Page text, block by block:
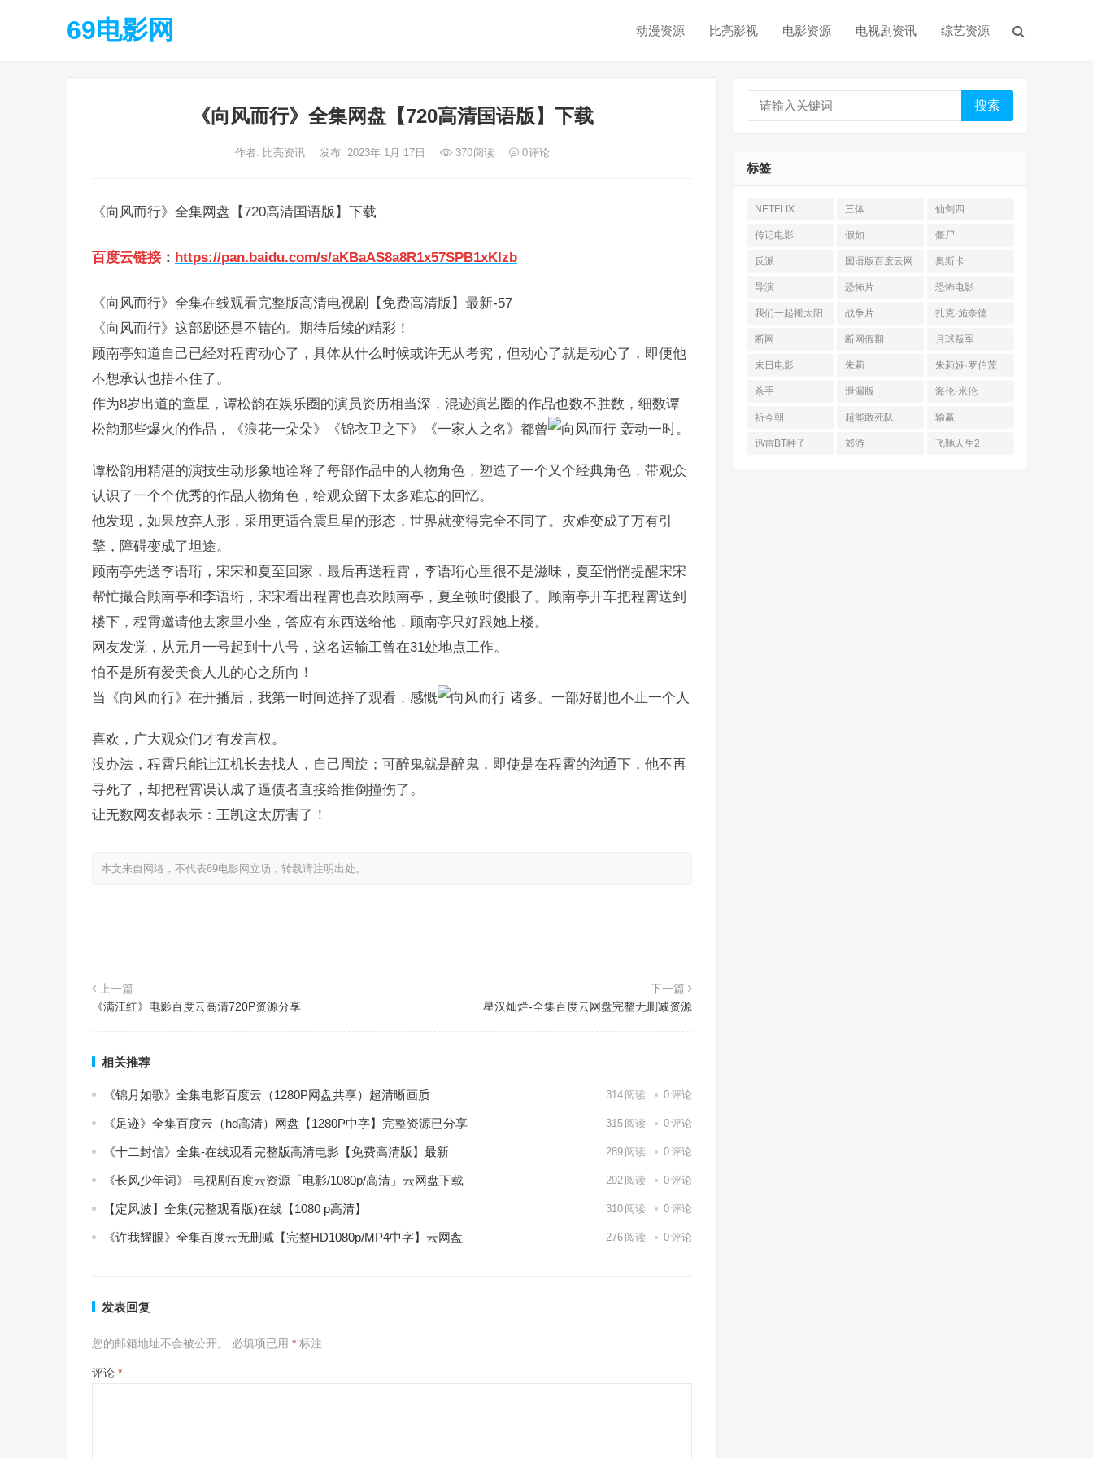
69电影网 动漫资源 比亮影视 电影资源 电视剧资讯 综艺资源
《向风而行》全集网盘【720高清国语版】下载
作者: 比亮资讯 发布: 2023年 1月 17日 370阅读 0评论
《向风而行》全集网盘【720高清国语版】下载
百度云链接 ： https://pan.baidu.com/s/aKBaAS8a8R1x57SPB1xKIzb
《向风而行》全集在线观看完整版高清电视剧【免费高清版】最新-57
《向风而行》这部剧还是不错的。期待后续的精彩！
顾南亭知道自己已经对程霄动心了，具体从什么时候或许无从考究，但动心了就是动心了，即便他
不想承认也捂不住了。
作为8岁出道的童星，谭松韵在娱乐圈的演员资历相当深，混迹演艺圈的作品也数不胜数，细数谭
松韵那些爆火的作品，《浪花一朵朵》《锦衣卫之下》《一家人之名》都曾
轰动一时。
谭松韵用精湛的演技生动形象地诠释了每部作品中的人物角色，塑造了一个又个经典角色，带观众
认识了一个个优秀的作品人物角色，给观众留下太多难忘的回忆。
他发现，如果放弃人形，采用更适合震旦星的形态，世界就变得完全不同了。灾难变成了万有引
擎，障碍变成了坦途。
顾南亭先送李语珩，宋宋和夏至回家，最后再送程霄，李语珩心里很不是滋味，夏至悄悄提醒宋宋
帮忙撮合顾南亭和李语珩，宋宋看出程霄也喜欢顾南亭，夏至顿时傻眼了。顾南亭开车把程霄送到
楼下，程霄邀请他去家里小坐，答应有东西送给他，顾南亭只好跟她上楼。
网友发觉，从元月一号起到十八号，这名运输工曾在31处地点工作。
怕不是所有爱美食人儿的心之所向！
当《向风而行》在开播后，我第一时间选择了观看，感慨
诸多。一部好剧也不止一个人
喜欢，广大观众们才有发言权。
没办法，程霄只能让江机长去找人，自己周旋；可醉鬼就是醉鬼，即使是在程霄的沟通下，他不再
寻死了，却把程霄误认成了逼债者直接给推倒撞伤了。
让无数网友都表示：王凯这太厉害了！
本文来自网络，不代表69电影网立场，转载请注明出处。
上一篇
《满江红》电影百度云高清720P资源分享
下一篇
星汉灿烂-全集百度云网盘完整无删减资源
相关推荐
《锦月如歌》全集电影百度云（1280P网盘共享）超清晰画质 314 阅读 0评论
《足迹》全集百度云（hd高清）网盘【1280P中字】完整资源已分享 315 阅读 0评论
《十二封信》全集-在线观看完整版高清电影【免费高清版】最新 289 阅读 0评论
《长风少年词》-电视剧百度云资源「电影/1080p/高清」云网盘下载 292 阅读 0评论
【定风波】全集(完整观看版)在线【1080 p高清】 310 阅读 0评论
《许我耀眼》全集百度云无删减【完整HD1080p/MP4中字】云网盘 276 阅读 0评论
发表回复
您的邮箱地址不会被公开。 必填项已用 * 标注
评论 *
搜索
标签
NETFLIX 三体 仙剑四
传记电影 假如 僵尸
反派
国语版百度云网
盘
奥斯卡
导演 恐怖片 恐怖电影
我们一起摇太阳 战争片 扎克·施奈德
断网 断网假期 月球叛军
末日电影 朱莉 朱莉娅·罗伯茨
杀手 泄漏版 海伦·米伦
祈今朝 超能敢死队 输赢
迅雷BT种子 郊游 飞驰人生2